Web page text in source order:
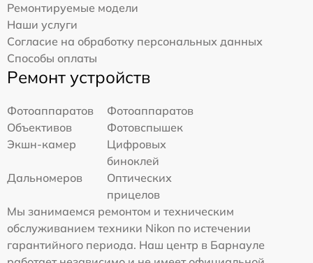
Ремонтируемые модели
Наши услуги
Согласие на обработку персональных данных
Способы оплаты
Ремонт устройств
Фотоаппаратов
Фотоаппаратов
Объективов
Фотовспышек
Экшн-камер
Цифровых
биноклей
Дальномеров
Оптических
прицелов
Мы занимаемся ремонтом и техническим
обслуживанием техники Nikon по истечении
гарантийного периода. Наш центр в Барнауле